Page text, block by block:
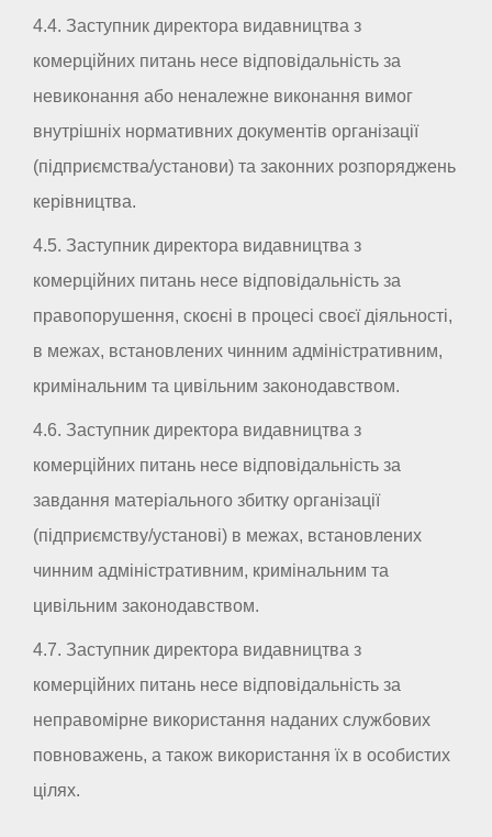
4.4. Заступник директора видавництва з
комерційних питань несе відповідальність за
невиконання або неналежне виконання вимог
внутрішніх нормативних документів організації
(підприємства/установи) та законних розпоряджень
керівництва.
4.5. Заступник директора видавництва з
комерційних питань несе відповідальність за
правопорушення, скоєні в процесі своєї діяльності,
в межах, встановлених чинним адміністративним,
кримінальним та цивільним законодавством.
4.6. Заступник директора видавництва з
комерційних питань несе відповідальність за
завдання матеріального збитку організації
(підприємству/установі) в межах, встановлених
чинним адміністративним, кримінальним та
цивільним законодавством.
4.7. Заступник директора видавництва з
комерційних питань несе відповідальність за
неправомірне використання наданих службових
повноважень, а також використання їх в особистих
цілях.